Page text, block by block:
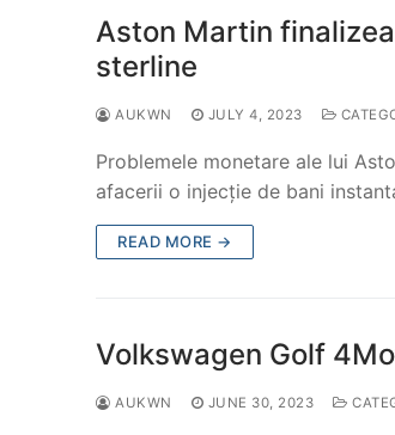
Aston Martin
sterline
AUKWN JULY 4, 2023
Problemele monetare ale lui
afacerii o injecție de bani
READ MORE →
Volkswagen Golf
AUKWN JUNE 30, 2023